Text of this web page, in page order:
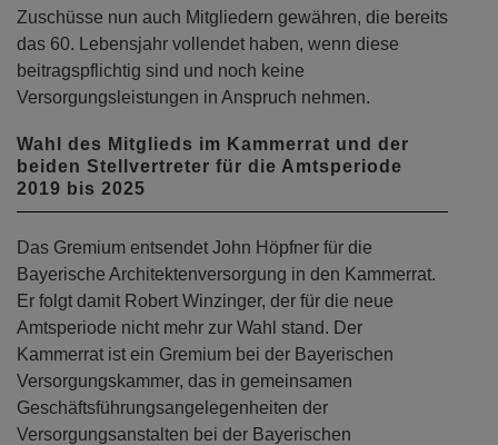
Zuschüsse nun auch Mitgliedern gewähren, die bereits
das 60. Lebensjahr vollendet haben, wenn diese
beitragspflichtig sind und noch keine
Versorgungsleistungen in Anspruch nehmen.
Wahl des Mitglieds im Kammerrat und der
beiden Stellvertreter für die Amtsperiode
2019 bis 2025
Das Gremium entsendet John Höpfner für die
Bayerische Architektenversorgung in den Kammerrat.
Er folgt damit Robert Winzinger, der für die neue
Amtsperiode nicht mehr zur Wahl stand. Der
Kammerrat ist ein Gremium bei der Bayerischen
Versorgungskammer, das in gemeinsamen
Geschäftsführungsangelegenheiten der
Versorgungsanstalten bei der Bayerischen